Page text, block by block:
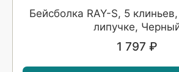
Бейсболка RAY-S, 5
липучке,
1 797 ₽